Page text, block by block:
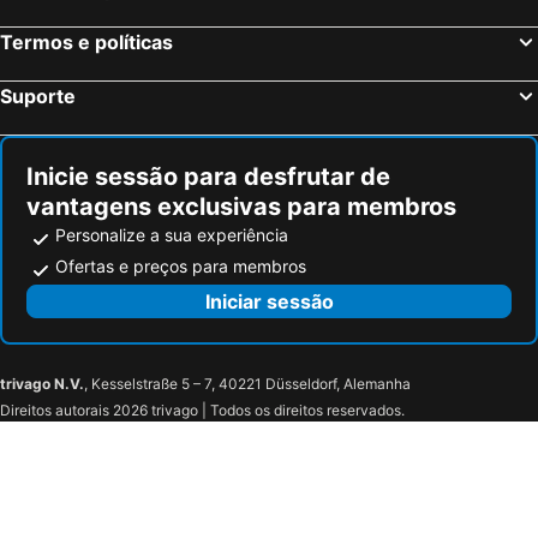
Boulder Creek, hotels with parking
Pescadero, hotels with parking
Saratoga, hotels with parking
Termos e políticas
Suporte
Inicie sessão para desfrutar de
vantagens exclusivas para membros
Personalize a sua experiência
Ofertas e preços para membros
Iniciar sessão
trivago N.V., Kesselstraße 5 – 7, 40221 Düsseldorf, Alemanha
Direitos autorais 2026 trivago | Todos os direitos reservados.